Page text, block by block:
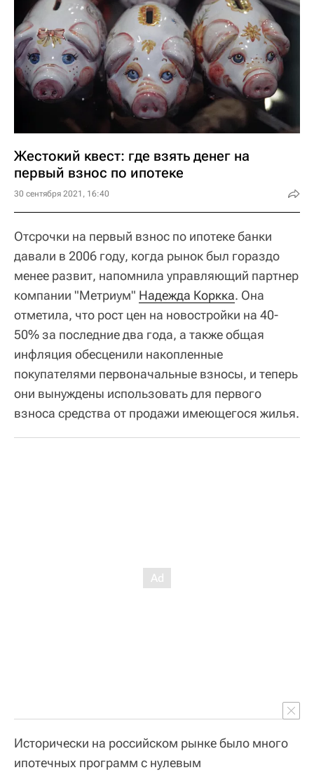
Жестокий квест: где взять денег на
первый взнос по ипотеке
30 сентября 2021, 16:40
Отсрочки на первый взнос по ипотеке банки
давали в 2006 году, когда рынок был гораздо
менее развит, напомнила управляющий партнер
компании "Метриум" Надежда Коркка. Она
отметила, что рост цен на новостройки на 40-
50% за последние два года, а также общая
инфляция обесценили накопленные
покупателями первоначальные взносы, и теперь
они вынуждены использовать для первого
взноса средства от продажи имеющегося жилья.
Исторически на российском рынке было много
ипотечных программ с нулевым